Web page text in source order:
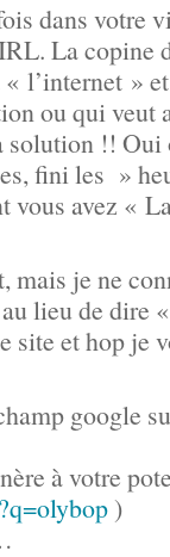
dans votre
La copine
l’internet »
ou qui veut
solution !!
fini les »
vous avez «
mais je ne
lieu de dire
site et hop je
google
à votre
)